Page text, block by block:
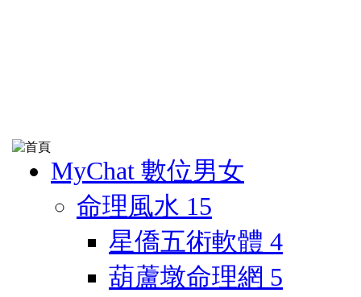
MyChat 數位男女
命理風水 15
星僑五術軟體 4
葫蘆墩命理網 5